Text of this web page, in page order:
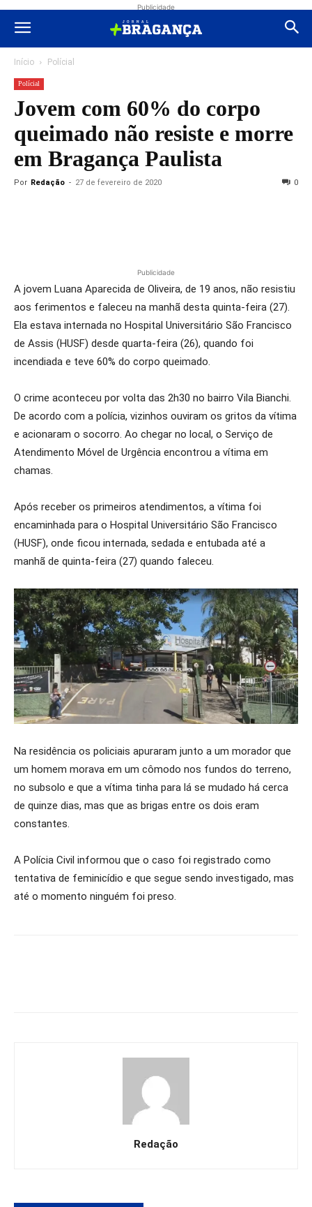
Publicidade
Início Polícial
Polícial
Jovem com 60% do corpo
queimado não resiste e morre
em Bragança Paulista
Por Redação - 27 de fevereiro de 2020 0
Publicidade
A jovem Luana Aparecida de Oliveira, de 19 anos, não resistiu
aos ferimentos e faleceu na manhã desta quinta-feira (27).
Ela estava internada no Hospital Universitário São Francisco
de Assis (HUSF) desde quarta-feira (26), quando foi
incendiada e teve 60% do corpo queimado.
O crime aconteceu por volta das 2h30 no bairro Vila Bianchi.
De acordo com a polícia, vizinhos ouviram os gritos da vítima
e acionaram o socorro. Ao chegar no local, o Serviço de
Atendimento Móvel de Urgência encontrou a vítima em
chamas.
Após receber os primeiros atendimentos, a vítima foi
encaminhada para o Hospital Universitário São Francisco
(HUSF), onde ficou internada, sedada e entubada até a
manhã de quinta-feira (27) quando faleceu.
Na residência os policiais apuraram junto a um morador que
um homem morava em um cômodo nos fundos do terreno,
no subsolo e que a vítima tinha para lá se mudado há cerca
de quinze dias, mas que as brigas entre os dois eram
constantes.
A Polícia Civil informou que o caso foi registrado como
tentativa de feminicídio e que segue sendo investigado, mas
até o momento ninguém foi preso.
Redação